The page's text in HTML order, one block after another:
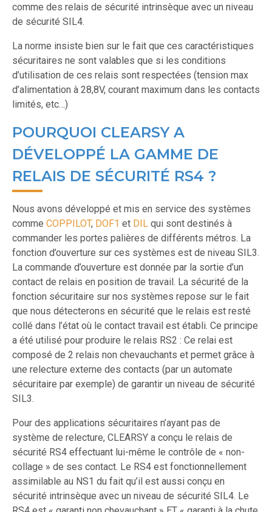
comme des relais de sécurité intrinsèque avec un niveau
de sécurité SIL4.
La norme insiste bien sur le fait que ces caractéristiques
sécuritaires ne sont valables que si les conditions
d’utilisation de ces relais sont respectées (tension max
d’alimentation à 28,8V, courant maximum dans les contacts
limités, etc…)
POURQUOI CLEARSY A
DÉVELOPPÉ LA GAMME DE
RELAIS DE SÉCURITÉ RS4 ?
Nous avons développé et mis en service des systèmes
comme COPPILOT, DOF1 et DIL qui sont destinés à
commander les portes palières de différents métros. La
fonction d’ouverture sur ces systèmes est de niveau SIL3.
La commande d’ouverture est donnée par la sortie d’un
contact de relais en position de travail. La sécurité de la
fonction sécuritaire sur nos systèmes repose sur le fait
que nous détecterons en sécurité que le relais est resté
collé dans l’état où le contact travail est établi. Ce principe
a été utilisé pour produire le relais RS2 : Ce relai est
composé de 2 relais non chevauchants et permet grâce à
une relecture externe des contacts (par un automate
sécuritaire par exemple) de garantir un niveau de sécurité
SIL3.
Pour des applications sécuritaires n’ayant pas de
système de relecture, CLEARSY a conçu le relais de
sécurité RS4 effectuant lui-même le contrôle de « non-
collage » de ses contact. Le RS4 est fonctionnellement
assimilable au NS1 du fait qu’il est aussi conçu en
sécurité intrinsèque avec un niveau de sécurité SIL4. Le